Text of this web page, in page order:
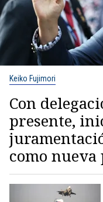
Keiko Fujimori
Con
presente,
como